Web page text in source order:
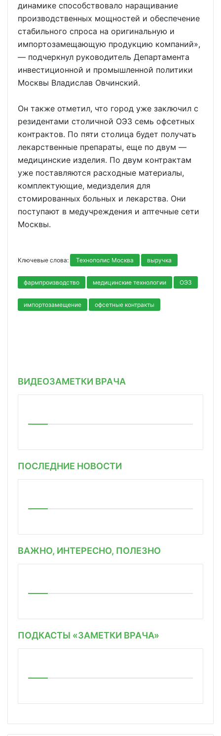
динамике способствовало наращивание
производственных мощностей и обеспечение
стабильного спроса на оригинальную и
импортозамещающую продукцию компаний»,
— подчеркнул руководитель Департамента
инвестиционной и промышленной политики
Москвы Владислав Овчинский.
Он также отметил, что город уже заключил с
резидентами столичной ОЭЗ семь офсетных
контрактов. По пяти столица будет получать
лекарственные препараты, еще по двум —
медицинские изделия. По двум контрактам
уже поставляются расходные материалы,
комплектующие, медизделия для
стомированных больных и лекарства. Они
поступают в медучреждения и аптечные сети
Москвы.
Ключевые слова: Технополис Москва выручка
фармпроизводство медицинские технологии ОЭЗ
импортозамещение офсетные контракты
ВИДЕОЗАМЕТКИ ВРАЧА
ПОСЛЕДНИЕ НОВОСТИ
ВАЖНО, ИНТЕРЕСНО, ПОЛЕЗНО
ПОДКАСТЫ «ЗАМЕТКИ ВРАЧА»